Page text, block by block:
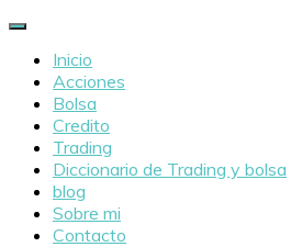
Inicio
Acciones
Bolsa
Credito
Trading
Diccionario de Trading y bolsa
blog
Sobre mi
Contacto